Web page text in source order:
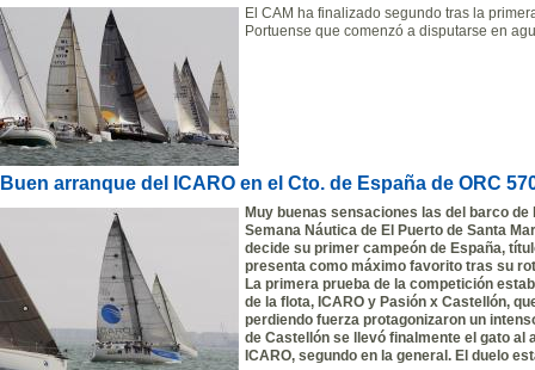
El CAM ha finalizado segundo tras la
Portuense que comenzó a disputarse en
Buen arranque del ICARO en el Cto. de España de ORC
Muy buenas sensaciones las del barco
Semana Náutica de El Puerto de Santa
decide su primer campeón de España,
presenta como máximo favorito tras su
La primera prueba de la competición
de la flota, ICARO y Pasión x Castellón,
perdiendo fuerza protagonizaron un
de Castellón se llevó finalmente el gato al
ICARO, segundo en la general. El duelo